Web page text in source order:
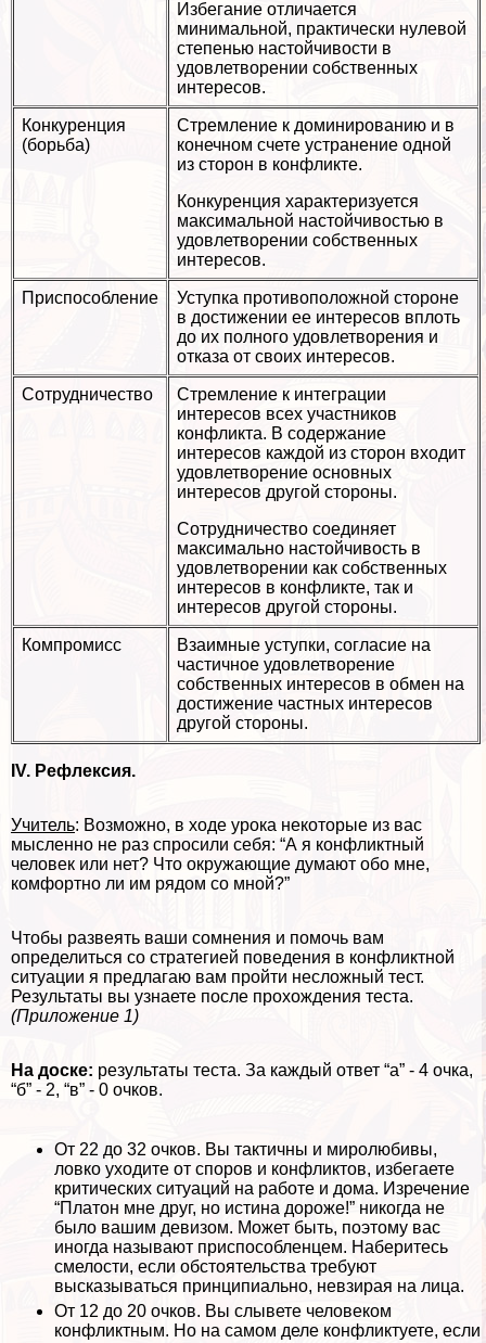
Избегание отличается
минимальной, пpaктически нулевой
степенью настойчивости в
удовлетворении собственных
интересов.
Конкуренция
(борьба)
Стремление к доминированию и в
конечном счете устранение одной
из сторон в конфликте.
Конкуренция хаpaктеризуется
максимальной настойчивостью в
удовлетворении собственных
интересов.
Приспособление
Уступка противоположной стороне
в достижении ее интересов вплоть
до их полного удовлетворения и
отказа от своих интересов.
Сотрудничество
Стремление к интеграции
интересов всех участников
конфликта. В содержание
интересов каждой из сторон входит
удовлетворение основных
интересов другой стороны.
Сотрудничество соединяет
максимально настойчивость в
удовлетворении как собственных
интересов в конфликте, так и
интересов другой стороны.
Компромисс
Взаимные уступки, согласие на
частичное удовлетворение
собственных интересов в обмен на
достижение частных интересов
другой стороны.
IV. Рефлексия.
Учитель: Возможно, в ходе урока некоторые из вас
мысленно не раз спросили себя: “А я конфликтный
человек или нет? Что окружающие думают обо мне,
комфортно ли им рядом со мной?”
Чтобы развеять ваши сомнения и помочь вам
определиться со стратегией поведения в конфликтной
ситуации я предлагаю вам пройти несложный тест.
Результаты вы узнаете после прохождения теста.
(Приложение 1)
На доске: результаты теста. За каждый ответ “а” - 4 очка,
“б” - 2, “в” - 0 очков.
От 22 до 32 очков. Вы тактичны и миролюбивы,
ловко уходите от споров и конфликтов, избегаете
критических ситуаций на работе и дома. Изречение
“Платон мне друг, но истина дороже!” никогда не
было вашим девизом. Может быть, поэтому вас
иногда называют приспособленцем. Наберитесь
смелости, если обстоятельства требуют
высказываться принципиально, невзирая на лица.
От 12 до 20 очков. Вы слывете человеком
конфликтным. Но на самом деле конфликтуете, если